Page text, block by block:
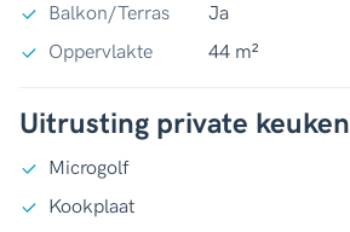
Balkon/Terras
Ja
Oppervlakte
44 m²
Uitrusting private keuken
Microgolf
Kookplaat